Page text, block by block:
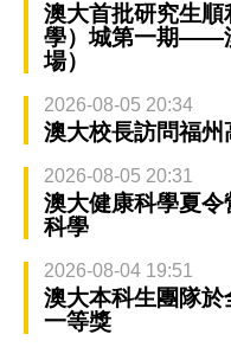
澳大首批研究生
學）城第一期——
場）
2026-08-05 20:34
澳大校長訪問福
2026-08-05 20:31
澳大健康科學夏
科學
2026-08-04 19:51
澳大本科生團隊
一等獎